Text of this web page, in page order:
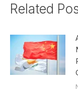
Related